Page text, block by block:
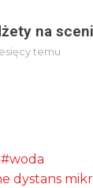
na
temu
#woda
dystans